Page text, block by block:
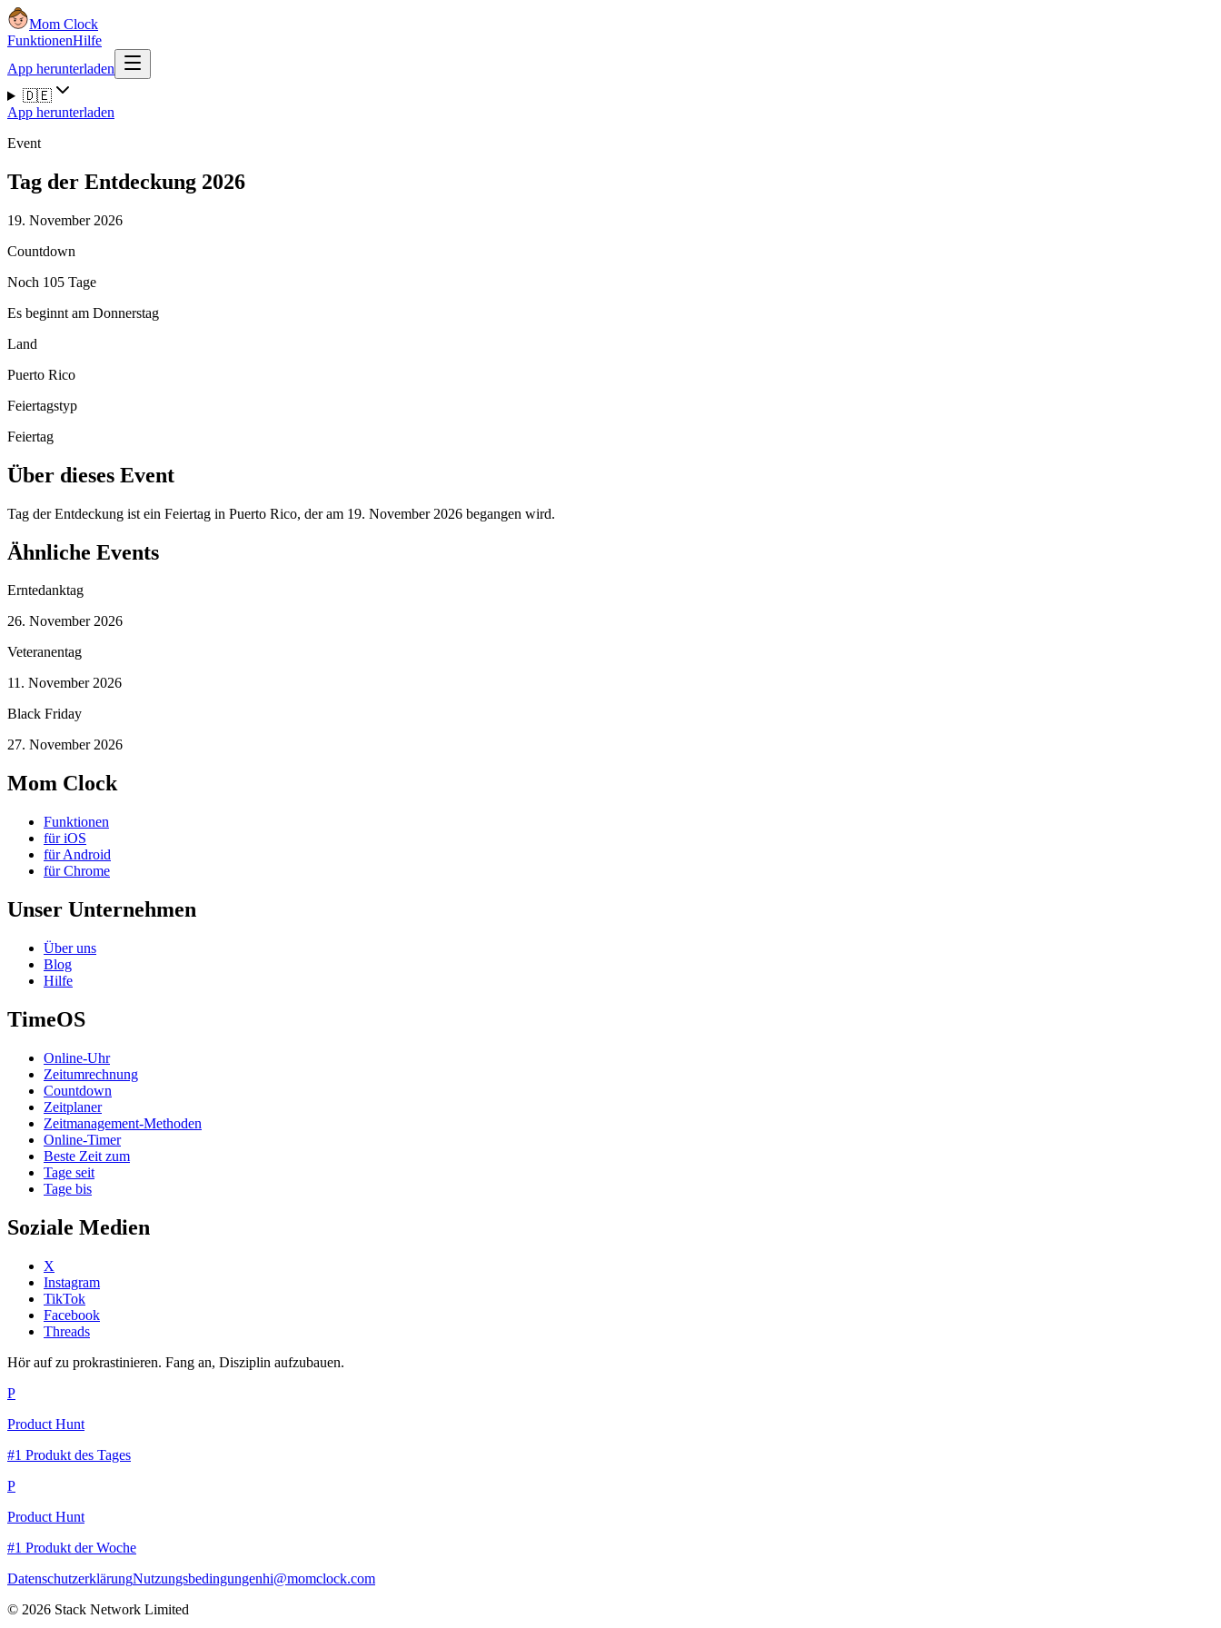
Mom Clock
FunktionenHilfe
App herunterladen
🇩🇪
App herunterladen
Event
Tag der Entdeckung 2026
19. November 2026
Countdown
Noch 105 Tage
Es beginnt am Donnerstag
Land
Puerto Rico
Feiertagstyp
Feiertag
Über dieses Event
Tag der Entdeckung ist ein Feiertag in Puerto Rico, der am 19. November 2026 begangen wird.
Ähnliche Events
Erntedanktag
26. November 2026
Veteranentag
11. November 2026
Black Friday
27. November 2026
Mom Clock
Funktionen
für iOS
für Android
für Chrome
Unser Unternehmen
Über uns
Blog
Hilfe
TimeOS
Online-Uhr
Zeitumrechnung
Countdown
Zeitplaner
Zeitmanagement-Methoden
Online-Timer
Beste Zeit zum
Tage seit
Tage bis
Soziale Medien
X
Instagram
TikTok
Facebook
Threads
Hör auf zu prokrastinieren. Fang an, Disziplin aufzubauen.
P
Product Hunt
#1 Produkt des Tages
P
Product Hunt
#1 Produkt der Woche
DatenschutzerklärungNutzungsbedingungenhi@momclock.com
© 2026 Stack Network Limited